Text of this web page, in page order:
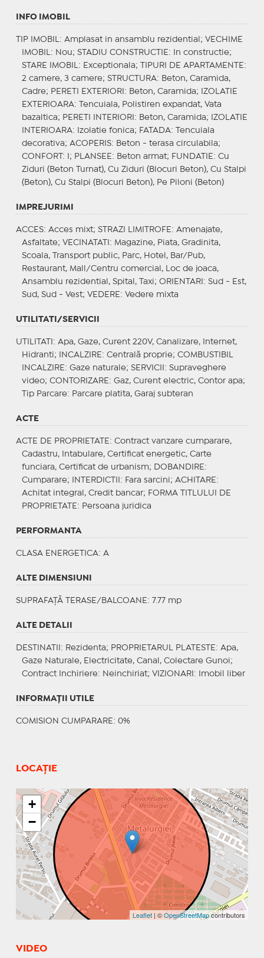
INFO IMOBIL
TIP IMOBIL : Amplasat in ansamblu rezidential; VECHIME
IMOBIL : Nou; STADIU CONSTRUCTIE : In constructie;
STARE IMOBIL : Exceptionala; TIPURI DE APARTAMENTE :
2 camere, 3 camere; STRUCTURA: Beton, Caramida,
Cadre; PERETI EXTERIORI : Beton, Caramida;
IZOLATIE
EXTERIOARA: Tencuiala, Polistiren expandat, Vata
bazaltica; PERETI INTERIORI : Beton, Caramida;
IZOLATIE
INTERIOARA: Izolatie fonica; FATADA: Tencuiala
decorativa; ACOPERIS: Beton - terasa circulabila;
CONFORT : I; PLANSEE : Beton armat; FUNDATIE : Cu
Ziduri (Beton Turnat), Cu Ziduri (Blocuri Beton), Cu Stalpi
(Beton), Cu Stalpi (Blocuri Beton), Pe Piloni (Beton)
IMPREJURIMI
ACCES: Acces mixt; STRAZI LIMITROFE : Amenajate,
Asfaltate; VECINATATI : Magazine, Piata, Gradinita,
Scoala, Transport public, Parc, Hotel, Bar/Pub,
Restaurant, Mall/Centru comercial, Loc de joaca,
Ansamblu rezidential, Spital, Taxi; ORIENTARI : Sud - Est,
Sud, Sud - Vest; VEDERE : Vedere mixta
UTILITATI/SERVICII
UTILITATI : Apa, Gaze, Curent 220V, Canalizare, Internet,
Hidranti;
INCALZIRE : Centrală proprie; COMBUSTIBIL
INCALZIRE : Gaze naturale; SERVICII : Supraveghere
video; CONTORIZARE : Gaz, Curent electric, Contor apa;
Tip Parcare: Parcare platita, Garaj subteran
ACTE
ACTE DE PROPRIETATE : Contract vanzare cumparare,
Cadastru, Intabulare, Certificat energetic, Carte
funciara, Certificat de urbanism;
DOBANDIRE :
Cumparare;
INTERDICTII : Fara sarcini; ACHITARE :
Achitat integral, Credit bancar; FORMA TITLULUI DE
PROPRIETATE : Persoana juridica
PERFORMANTA
CLASA ENERGETICA: A
ALTE DIMENSIUNI
SUPRAFAȚĂ TERASE/BALCOANE: 7.77 mp
ALTE DETALII
DESTINATII : Rezidenta; PROPRIETARUL PLATESTE : Apa,
Gaze Naturale, Electricitate, Canal, Colectare Gunoi;
Contract Inchiriere: Neinchiriat; VIZIONARI : Imobil liber
INFORMAŢII UTILE
COMISION CUMPARARE: 0%
LOCAȚIE
+
−
Leaflet | ©OpenStreetMapcontributors
VIDEO